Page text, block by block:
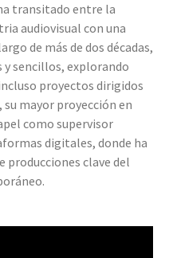
transitado entre la
audiovisual con una
de más de dos décadas,
sencillos, explorando
proyectos dirigidos
mayor proyección en
como supervisor
digitales, donde ha
producciones clave del